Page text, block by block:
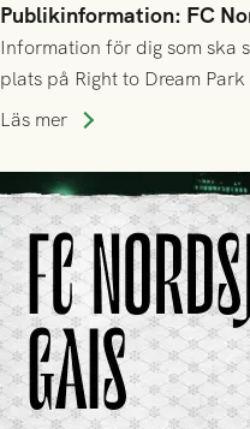
Publikinformation: FC
Information för dig som ska
plats på Right to Dream
Läs mer